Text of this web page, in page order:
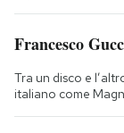
Francesco
Tra un disco e
italiano come